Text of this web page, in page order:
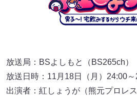
放送局：BSよしもと（BS265ch）
放送日時：11月18日（月）
出演者：紅しょうが（熊元プロレス